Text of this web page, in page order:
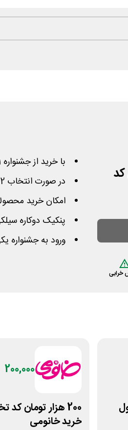
خرابی
با خرید از جشنواره 1+1 بیوتی کد 50% تخفیف بگیرید
در صورت انتخاب 2 کالا محصول ارزان تر مجانی خواهد شد
امکان خرید
پنکیک دوکاره
ورود به جشنواره
200,000
200 هزار تومان
خرید خانومی